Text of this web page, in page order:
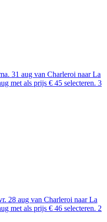
31 aug van Charleroi naar La
met als prijs € 45 selecteren. 3
28 aug van Charleroi naar La
met als prijs € 46 selecteren. 2